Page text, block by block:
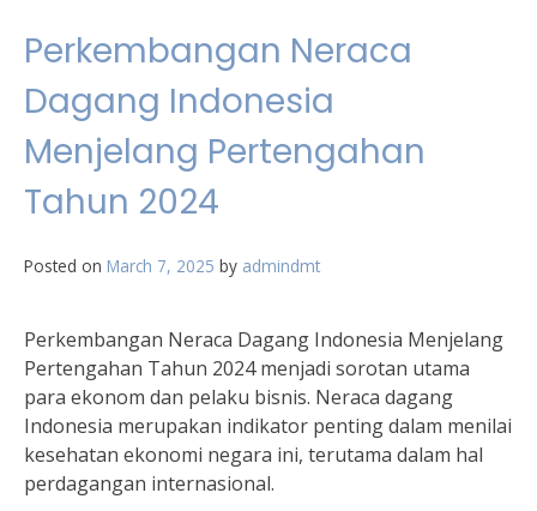
Perkembangan Neraca
Dagang Indonesia
Menjelang Pertengahan
Tahun 2024
Posted on March 7, 2025 by admindmt
Perkembangan Neraca Dagang Indonesia Menjelang
Pertengahan Tahun 2024 menjadi sorotan utama
para ekonom dan pelaku bisnis. Neraca dagang
Indonesia merupakan indikator penting dalam menilai
kesehatan ekonomi negara ini, terutama dalam hal
perdagangan internasional.